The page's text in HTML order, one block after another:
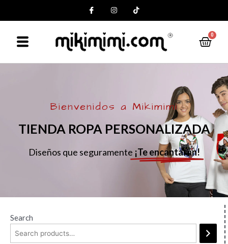
0
Bienvenidos a Mikimimi
TIENDA ROPA PERSONALIZADA
Diseños que seguramente ¡Te encantarán!
Search